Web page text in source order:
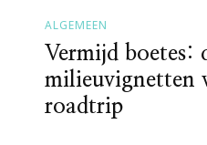
ALGEMEEN
Vermijd boetes:
milieuvignetten
roadtrip